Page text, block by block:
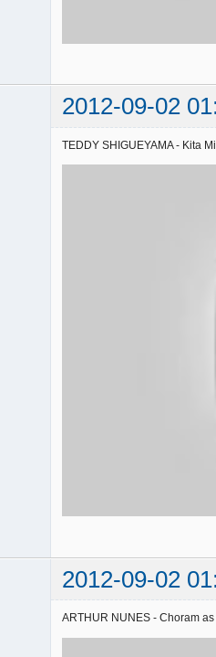
2012-09-02
TEDDY SHIGUEYAMA - Kita
2012-09-02
ARTHUR NUNES - Choram